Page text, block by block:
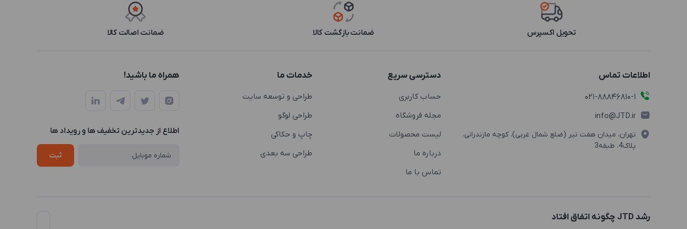
تحویل اکسپرس ضمانت بازگشت کالا ضمانت اصالت کالا
اطلاعات تماس
021-88846810-1
info@JTD.ir
تهران، میدان هفت تیر (ضلع شمال غربی)، کوچه مازندرانی،
پلاک4، طبقه3
دسترسی سریع
حساب کاربری
مجله فروشگاه
لیست محصولات
درباره ما
تماس با ما
خدمات ما
طراحی و توسعه سایت
طراحی لوگو
چاپ و حکاکی
طراحی سه بعدی
همراه ما باشید!
اطلاع از جدیدترین تخفیف ها و رویداد ها
ثبت
رشد JTD چگونه اتفاق افتاد